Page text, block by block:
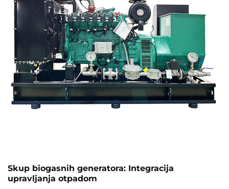
Skup biogasnih generatora: Integracija
upravljanja otpadom